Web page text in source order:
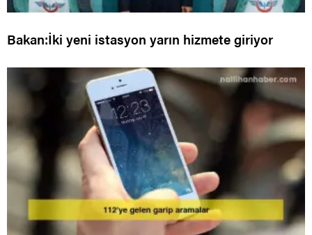
Bakan:İki yeni istasyon yarın hizmete giriyor